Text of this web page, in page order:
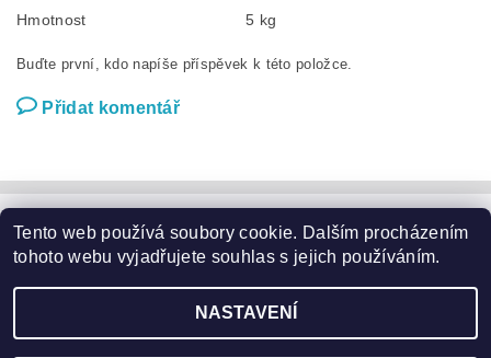
Hmotnost 5 kg
Buďte první, kdo napíše příspěvek k této položce.
Přidat komentář
Zahradní nábytek | Zahradní křesla | Zahradní stoly |
Zahradní sedací soupravy | Zahradní houpačky | Zahradní lehátka
| Slunečníky a podstavce Květináče | Domácí potřeby | Značky
2026 ©Garden24.cz, všechna práva vyhrazena
Tento web používá soubory cookie. Dalším procházením
tohoto webu vyjadřujete souhlas s jejich používáním.
NASTAVENÍ